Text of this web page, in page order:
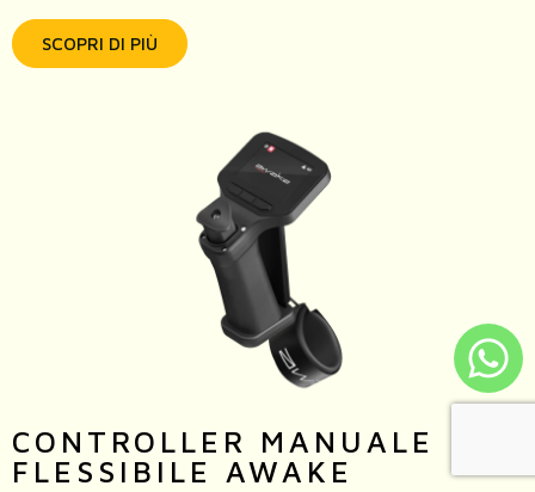
SCOPRI DI PIÙ
CONTROLLER MANUALE
FLESSIBILE AWAKE